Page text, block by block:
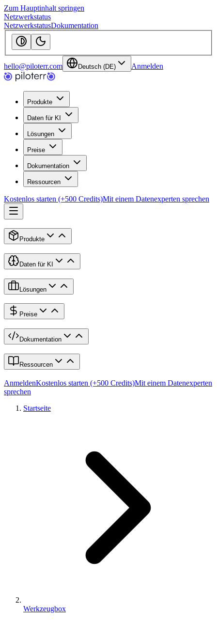
Zum Hauptinhalt springen
Netzwerkstatus
NetzwerkstatusDokumentation
hello@piloterr.com Deutsch (DE) Anmelden
Produkte
Daten für KI
Lösungen
Preise
Dokumentation
Ressourcen
Kostenlos starten (+500 Credits)Mit einem Datenexperten sprechen
Produkte
Daten für KI
Lösungen
Preise
Dokumentation
Ressourcen
AnmeldenKostenlos starten (+500 Credits)Mit einem Datenexperten
sprechen
Startseite
Werkzeugbox